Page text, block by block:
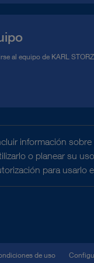
al equipo de KARL STORZ
información
o planear su
para usarlo
de uso